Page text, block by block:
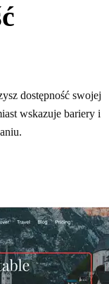
dostępność swojej
wskazuje bariery i